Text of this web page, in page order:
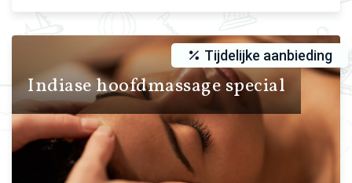
Indiase hoofdmassage special
Tijdelijke aanbieding